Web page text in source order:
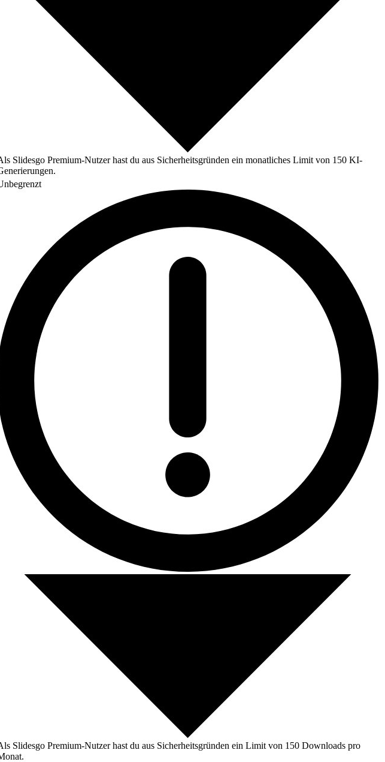
Slidesgo Premium-Nutzer hast du aus Sicherheitsgründen ein monatliches Limit von 150 KI-
Slidesgo Premium-Nutzer hast du aus Sicherheitsgründen ein Limit von 150 Downloads pro